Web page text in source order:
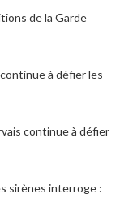
de la Garde
à défier les
continue à défier
sirènes interroge :